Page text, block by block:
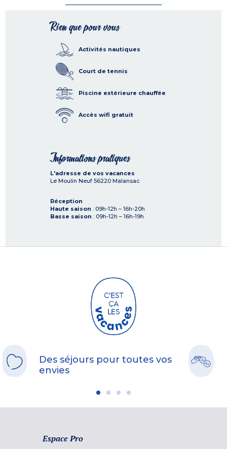
Rien que pour vous
Activités nautiques
Court de tennis
Piscine extérieure chauffée
Accès wifi gratuit
Informations pratiques
L'adresse de vos vacances
Le Moulin Neuf 56220 Malansac
Réception
Haute saison : 09h-12h – 16h-20h
Basse saison : 09h-12h – 16h-19h
Des séjours pour toutes vos
envies
Espace Pro